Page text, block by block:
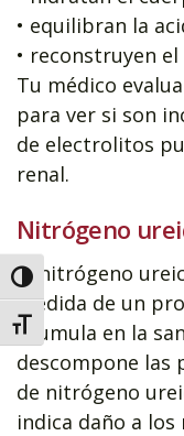
Alternar alto contraste
Alternar tamanho da
• equilibran la
• reconstruyen
Tu médico
para ver si son
de electrolitos
renal.
Nitrógeno
El nitrógeno
medida de un
acumula en la
descompone las
de nitrógeno
indica daño a